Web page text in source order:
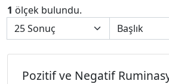
1 ölçek bulundu.
Pozitif ve Negatif